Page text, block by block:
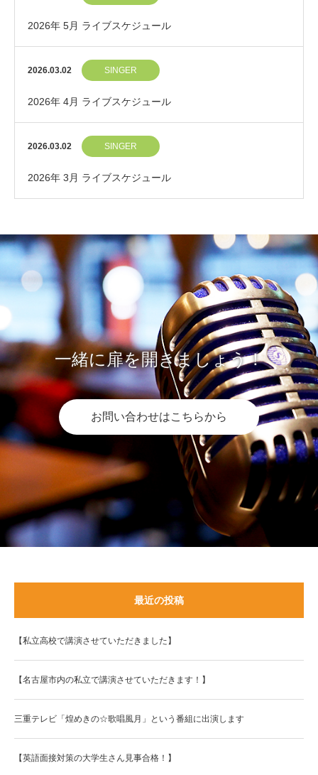
2026年 5月 ライブスケジュール
2026.03.02 SINGER
2026年 4月 ライブスケジュール
2026.03.02 SINGER
2026年 3月 ライブスケジュール
一緒に扉を開きましょう！
お問い合わせはこちらから
最近の投稿
【私立高校で講演させていただきました】
【名古屋市内の私立で講演させていただきます！】
三重テレビ「煌めきの☆歌唱風月」という番組に出演します
【英語面接対策の大学生さん見事合格！】